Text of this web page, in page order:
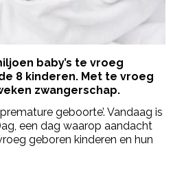
baby’s te vroeg
8 kinderen. Met te vroeg
zwangerschap.
geboorte’. Vandaag is
een dag waarop aandacht
geboren kinderen en hun